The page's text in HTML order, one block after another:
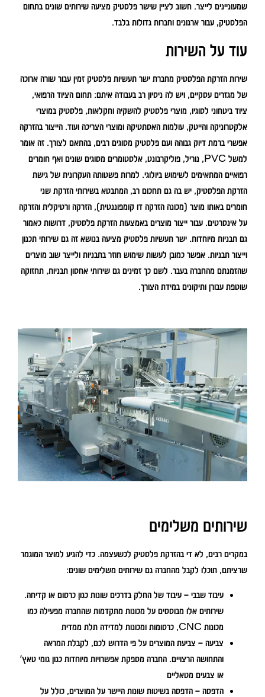
שמעוניינים לייצר. חשוב לציין שישר פלסטיק מציעה שירותים שונים בתחום
הפלסטיק, עבור ארגונים וחברות גדולות בלבד.
עוד על השירות
שירות הזרקת הפלסטיק מחברת ישר תעשיות פלסטיק זמין עבור שורה ארוכה
של מגזרים עסקיים, ויש לה ניסיון רב בעבודה איתם: תחום הציוד הרפואי,
ציוד ביטחוני לסוגיו, מוצרי פלסטיק להשקיה וחקלאות, פלסטיק במוצרי
אלקטרוניקה והייטק, עולמות האסתטיקה ומוצרי הצריכה ועוד. הייצור בהזרקה
אפשרי ברמת דיוק גבוהה ועם פלסטיק מסוגים רבים, בהתאם לצורך. זה אומר
למשל PVC, נוריל, פוליקרבונט, אלסטומרים מסוגים שונים ואף חומרים
רפואיים המתאימים לשימוש ביולוגי. למרות פשטותה העקרונית של גישת
הזרקת הפלסטיק, יש בה גם תחכום רב, המתבטא בשירותי הזרקת שני
חומרים באותו מוצר (מכונה הזרקה דו קומפוננטית), הזרקה ורטיקלית והזרקה
על אינסרטים. עבור ייצור מוצרים באמצעות הזרקת פלסטיק, דרושות כאמור
גם תבניות מיוחדות. ישר תעשיות פלסטיק מציעה בנושא זה גם שירותי תכנון
וייצור תבניות. אפשר כמובן לעשות שימוש חוזר בתבניות ולייצר שוב מוצרים
שהזמנתם מהחברה בעבר. לשם כך זמינים גם שירותי אחסון תבניות, תחזוקה
שוטפת עבורן ותיקונים במידת הצורך.
שירותים משלימים
במקרים רבים, לא די בהזרקת פלסטיק לכשעצמה. כדי להגיע למוצר המוגמר
שרציתם, תוכלו לקבל מהחברה גם שירותים משלימים שונים:
עיבוד שבבי – עיבוד של החלק בדרכים שונות כגון כרסום או קדיחה.
שירותים אלו מבוססים על מכונות מתקדמות שהחברה מפעילה כמו
מכונות CNC, כרסומות ומכונות למדידה תלת ממדית
צביעה – צביעת המוצרים על פי הדרוש לכם, לקבלת המראה
והתחושה הרצויים. החברה מספקת אפשרויות מיוחדות כגון גומי טאץ’
או צבעים מטאליים
הדפסה – הדפסה בשיטות שונות היישר על המוצרים, כולל על